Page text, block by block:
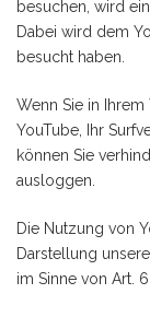
besuchen, wird
Dabei wird dem
besucht haben.
Wenn Sie in
YouTube, Ihr
können Sie
ausloggen.
Die Nutzung von
Darstellung
im Sinne von Art.